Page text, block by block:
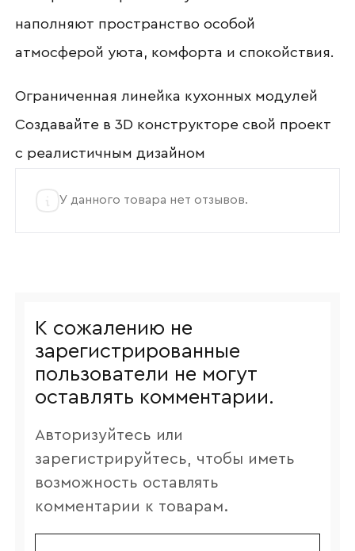
наполняют пространство особой
атмосферой уюта, комфорта и спокойствия.
Ограниченная линейка кухонных модулей
Создавайте в 3D конструкторе свой проект
с реалистичным дизайном
У данного товара нет отзывов.
К сожалению не
зарегистрированные
пользователи не могут
оставлять комментарии.
Авторизуйтесь или
зарегистрируйтесь, чтобы иметь
возможность оставлять
комментарии к товарам.
Согласен с
политикой конфиденциальности
и обработкой данных.